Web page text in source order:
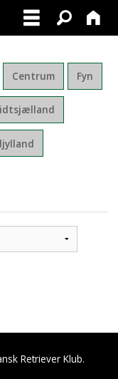
Centrum Fyn
Retriever Klub.